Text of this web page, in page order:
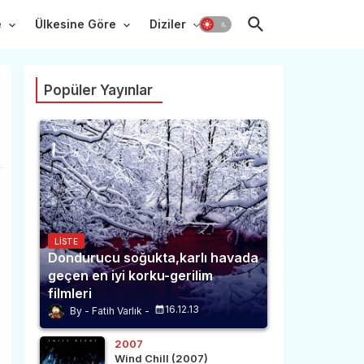
Ülkesine Göre Diziler
Popüler Yayınlar
LISTE
Dondurucu soğukta,karlı havada
geçen en iyi korku-gerilim
filmleri
Fatih Varlık 16.12.13
2007
Wind Chill (2007)